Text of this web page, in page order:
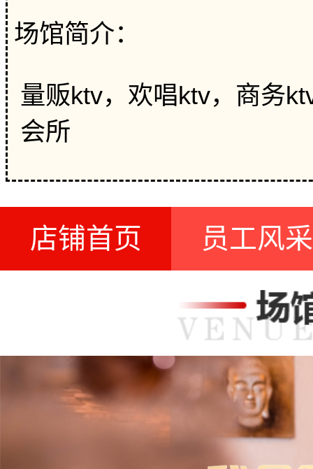
场馆简介：
量贩ktv，欢唱ktv，商务
会所
店铺首页 员工风采